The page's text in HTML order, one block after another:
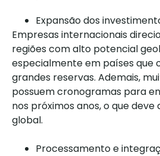
Expansão dos
Empresas internacionais
regiões com alto potencial
especialmente em países que
grandes reservas. Ademais,
possuem cronogramas para
nos próximos anos, o que
global.
Processamento e